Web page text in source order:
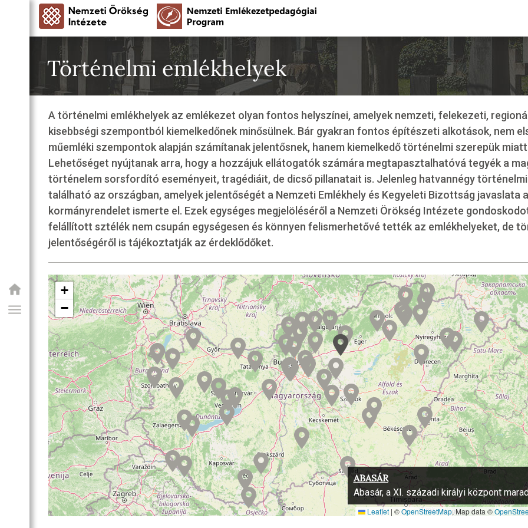
PROGRAM
Történelmi emlékhelyek
A történelmi emlékhelyek az emlékezet olyan fontos helyszínei, amelyek nemzeti, felekezeti,
kisebbségi szempontból kiemelkedőnek minősülnek. Bár gyakran fontos építészeti alkotások, nem
műemléki szempontok alapján számítanak jelentősnek, hanem kiemelkedő történelmi szerepük
Lehetőséget nyújtanak arra, hogy a hozzájuk ellátogatók számára megtapasztalhatóvá tegyék a
történelem sorsfordító eseményeit, tragédiáit, de dicső pillanatait is. Jelenleg hatvannégy
található az országban, amelyek jelentőségét a Nemzeti Emlékhely és Kegyeleti Bizottság javaslata
kormányrendelet ismerte el. Ezek egységes megjelöléséről a Nemzeti Örökség Intézete
felállított sztélék nem csupán egységesen és könnyen felismerhetővé tették az emlékhelyeket, de
jelentőségéről is tájékoztatják az érdeklődőket.
+
−
Leaflet | ©OpenStreetMap, Map data ©
ABASÁR
Abasár, a XI. századi királyi központ